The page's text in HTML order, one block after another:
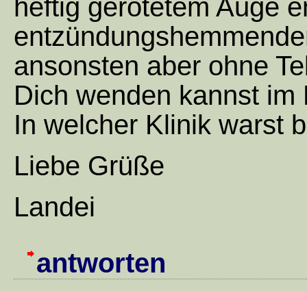
heftig gerötetem Auge
ansonsten aber ohne
Dich wenden kannst im
In welcher Klinik warst
Liebe Grüße
Landei
antworten